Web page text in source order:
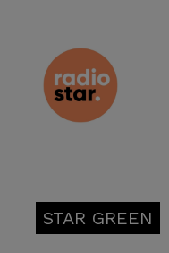
STAR GREEN